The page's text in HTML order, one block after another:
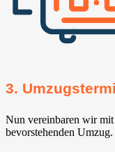
3.
Nun vereinbaren wir
bevorstehenden Umzug.